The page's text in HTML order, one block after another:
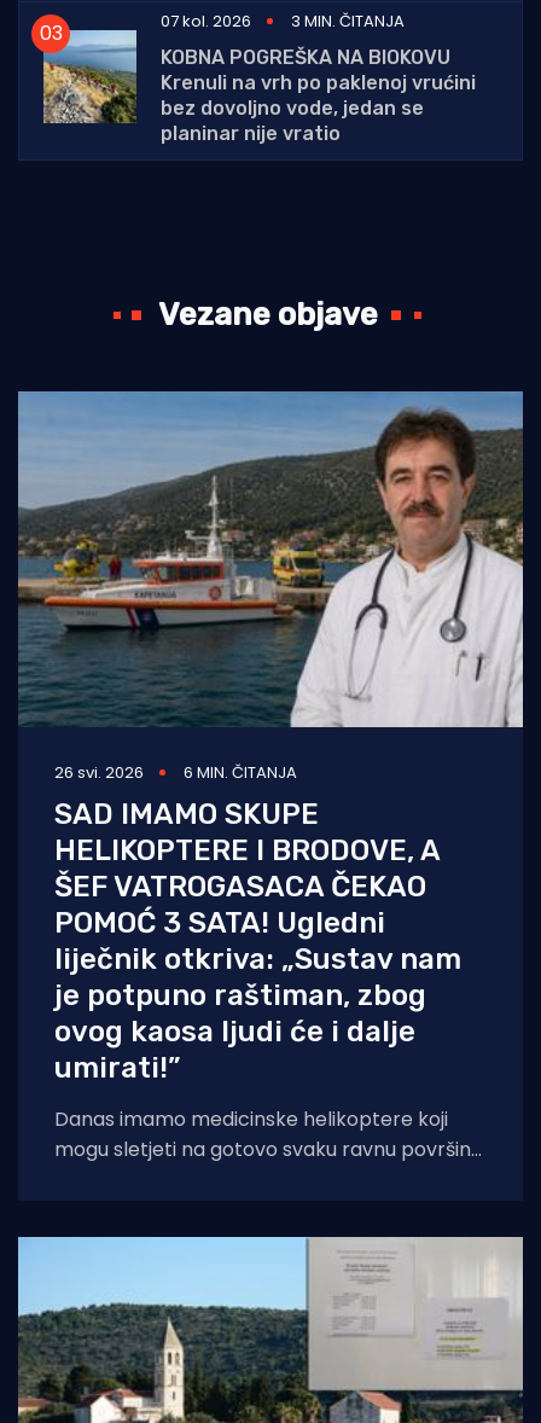
07 kol. 2026
3 MIN. ČITANJA
KOBNA POGREŠKA NA BIOKOVU
Krenuli na vrh po paklenoj vrućini
bez dovoljno vode, jedan se
planinar nije vratio
Vezane objave
26 svi. 2026 6 MIN. ČITANJA
SAD IMAMO SKUPE
HELIKOPTERE I BRODOVE, A
ŠEF VATROGASACA ČEKAO
POMOĆ 3 SATA! Ugledni
liječnik otkriva: „Sustav nam
je potpuno raštiman, zbog
ovog kaosa ljudi će i dalje
umirati!”
Danas imamo medicinske helikoptere koji
mogu sletjeti na gotovo svaku ravnu površinu.